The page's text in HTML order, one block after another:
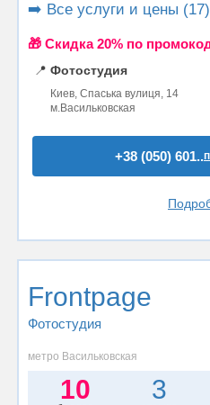
➡️ Все услуги и цены (17)
🎁 Cкидка 20% по
📍 Фотостудия
Киев, Спаська вулиця, 14
м.Васильковская
+38 (050) 601..
Frontpage
Фотостудия
метро Васильковская
10 3